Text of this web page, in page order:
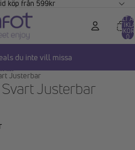
köp från 599kr
TOTALT
0
du inte vill missa
Justerbar
Justerbar